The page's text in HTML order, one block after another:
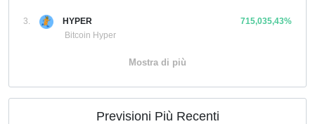
3.
HYPER
Bitcoin Hyper
715,035,43%
Mostra di più
Previsioni Più Recenti